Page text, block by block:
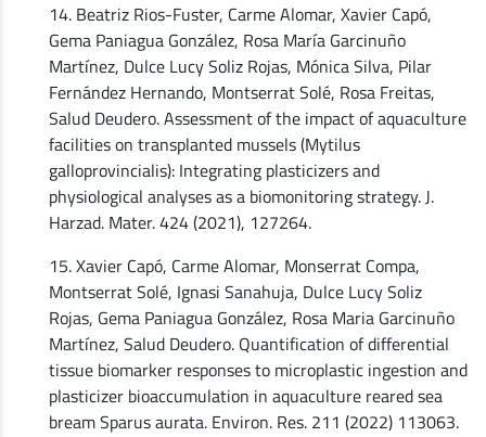
14. Beatriz Rios-Fuster, Carme Alomar, Xavier Capó,
Gema Paniagua González, Rosa María Garcinuño
Martínez, Dulce Lucy Soliz Rojas, Mónica Silva, Pilar
Fernández Hernando, Montserrat Solé, Rosa Freitas,
Salud Deudero. Assessment of the impact of aquaculture
facilities on transplanted mussels (Mytilus
galloprovincialis): Integrating plasticizers and
physiological analyses as a biomonitoring strategy. J.
Harzad. Mater. 424 (2021), 127264.
15. Xavier Capó, Carme Alomar, Monserrat Compa,
Montserrat Solé, Ignasi Sanahuja, Dulce Lucy Soliz
Rojas, Gema Paniagua González, Rosa Maria Garcinuño
Martínez, Salud Deudero. Quantification of differential
tissue biomarker responses to microplastic ingestion and
plasticizer bioaccumulation in aquaculture reared sea
bream Sparus aurata. Environ. Res. 211 (2022) 113063.